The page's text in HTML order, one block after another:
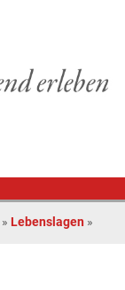
» Lebenslagen »